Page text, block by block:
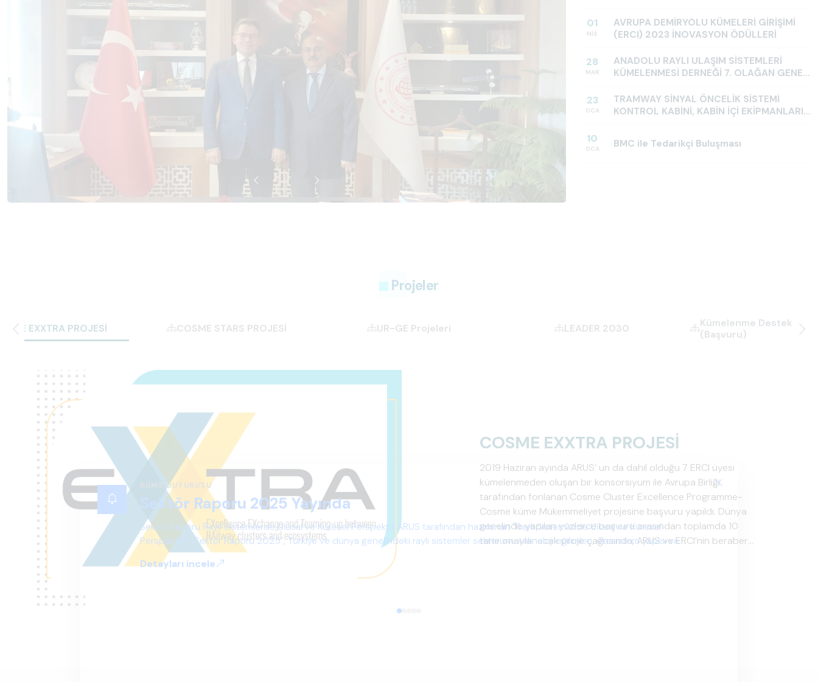
01
NIS
AVRUPA DEMİRYOLU KÜMELERİ GİRİŞİMİ
(ERCI) 2023 İNOVASYON ÖDÜLLERİ
28
MAR
ANADOLU RAYLI ULAŞIM SİSTEMLERİ
KÜMELENMESİ DERNEĞİ 7. OLAĞAN GENEL
23
OCA
TRAMWAY SİNYAL ÖNCELİK SİSTEMİ
KONTROL KABİNİ, KABİN İÇİ EKİPMANLARI
10
OCA BMC ile Tedarikçi Buluşması
Projeler
EXXTRA PROJESİ COSME STARS PROJESİ UR-GE Projeleri LEADER 2030
Kümelenme Destek
(Başvuru)
COSME EXXTRA PROJESİ
2019 Haziran ayında ARUS‘ un da dahil olduğu 7 ERCI üyesi
kümelenmeden oluşan bir konsorsiyum ile Avrupa Birliği
tarafından fonlanan Cosme Cluster Excellence Programme-
Cosme küme Mükemmeliyet projesine başvuru yapıldı. Dünya
genelinde yapılan yüzlerce başvuru arasından toplamda 10
tane onaylanacak proje çağrısında, ARUS ve ERCI’nin beraber
KÜME DUYURUSU
Sektör Raporu 2025 Yayında
Sektör Raporu Raylı Sistemlerde Ulusal ve Küresel Perspektif ARUS tarafından hazırlanan "Raylı Sistemlerde Ulusal ve Küresel
Perspektif – Sektör Raporu 2025", Türkiye ve dünya genelindeki raylı sistemler sektörünü teknoloji eğilimleri, ekosistem yapısı ve
gelecek perspektifi açısından kapsamlı biçimde ele alan bir referans çalışmasıdır.
Detayları incele